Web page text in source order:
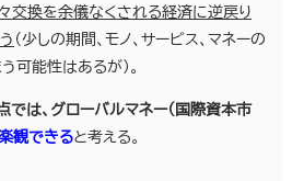
交換を余儀なくされる経済に逆戻り
（少しの期間、モノ、サービス、マネーの
可能性はあるが）。
では、グローバルマネー（国際資本市
観できると考える。